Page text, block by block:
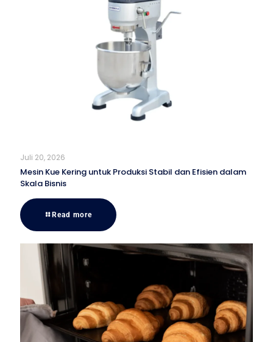
Juli 20, 2026
Mesin Kue Kering untuk Produksi Stabil dan Efisien dalam
Skala Bisnis
Read more